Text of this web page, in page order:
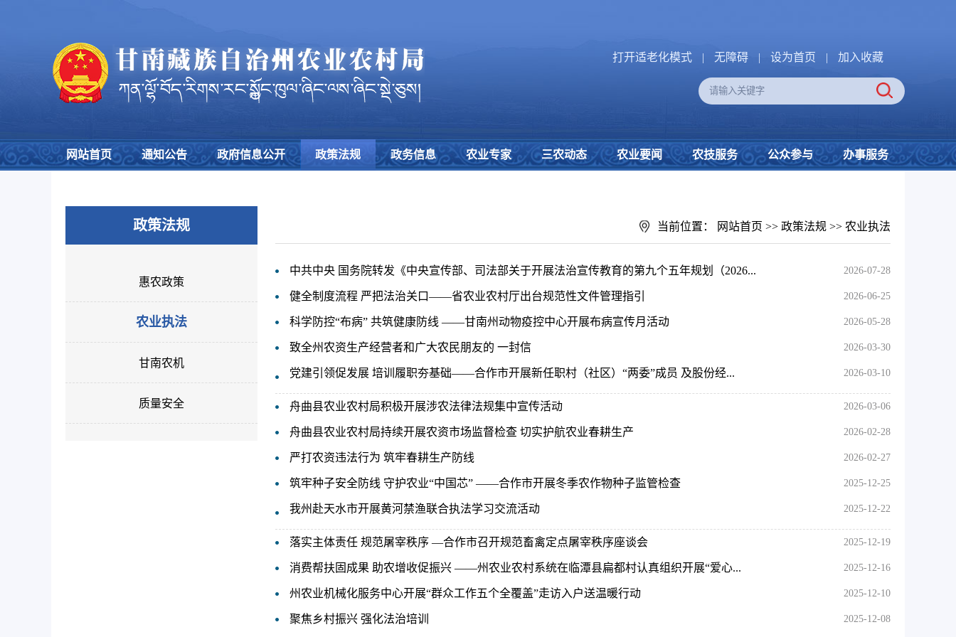
打开适老化模式 | 无障碍 | 设为首页 | 加入收藏
网站首页 通知公告 政府信息公开 政策法规 政务信息 农业专家 三农动态 农业要闻 农技服务 公众参与 办事服务
政策法规
惠农政策
农业执法
甘南农机
质量安全
当前位置： 网站首页 >> 政策法规 >> 农业执法
中共中央 国务院转发《中央宣传部、司法部关于开展法治宣传教育的第九个五年规划（2026... 2026-07-28
健全制度流程 严把法治关口——省农业农村厅出台规范性文件管理指引 2026-06-25
科学防控“布病” 共筑健康防线 ——甘南州动物疫控中心开展布病宣传月活动 2026-05-28
致全州农资生产经营者和广大农民朋友的 一封信 2026-03-30
党建引领促发展 培训履职夯基础——合作市开展新任职村（社区）“两委”成员 及股份经... 2026-03-10
舟曲县农业农村局积极开展涉农法律法规集中宣传活动 2026-03-06
舟曲县农业农村局持续开展农资市场监督检查 切实护航农业春耕生产 2026-02-28
严打农资违法行为 筑牢春耕生产防线 2026-02-27
筑牢种子安全防线 守护农业“中国芯” ——合作市开展冬季农作物种子监管检查 2025-12-25
我州赴天水市开展黄河禁渔联合执法学习交流活动 2025-12-22
落实主体责任 规范屠宰秩序 —合作市召开规范畜禽定点屠宰秩序座谈会 2025-12-19
消费帮扶固成果 助农增收促振兴 ——州农业农村系统在临潭县扁都村认真组织开展“爱心... 2025-12-16
州农业机械化服务中心开展“群众工作五个全覆盖”走访入户送温暖行动 2025-12-10
聚焦乡村振兴 强化法治培训 2025-12-08